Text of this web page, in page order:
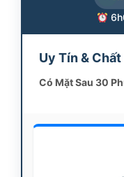
Uy Tín &
Có Mặt Sau 30